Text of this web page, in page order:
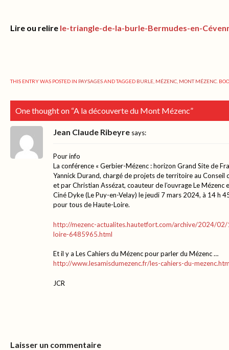
Lire ou relire le-triangle-de-la-burle-Bermudes-en-
THIS ENTRY WAS POSTED IN PAYSAGESAND TAGGED BURLE MÉZENC MONT MÉZENC .
One thought on “A la découverte du Mont Mézenc”
Jean Claude Ribeyre says:
Pour info
La conférence « Gerbier-Mézenc : horizon Grand Site de
Yannick Durand, chargé de projets de territoire au Conseil
et par Christian Assézat, coauteur de l’ouvrage Le Mézenc
Ciné Dyke (Le Puy-en-Velay) le jeudi 7 mars 2024, à 14 h
pour tous de Haute-Loire.
http://mezenc-actualites.hautetfort.com/archive/2024/
loire-6485965.html
Et il y a Les Cahiers du Mézenc pour parler du Mézenc …
http://www.lesamisdumezenc.fr/les-cahiers-du-
JCR
Laisser un commentaire